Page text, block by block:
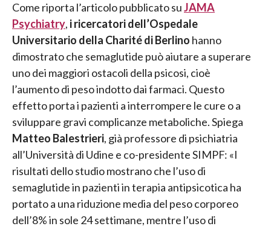
Come riporta l’articolo pubblicato suJAMA
Psychiatry, i ricercatori dell’Ospedale
Universitario della Charité di Berlino hanno
dimostrato che semaglutide può aiutare a superare
uno dei maggiori ostacoli della psicosi, cioè
l’aumento di peso indotto dai farmaci. Questo
effetto porta i pazienti a interrompere le cure o a
sviluppare gravi complicanze metaboliche. Spiega
Matteo Balestrieri, già professore di psichiatria
all’Università di Udine e co-presidente SIMPF: «I
risultati dello studio mostrano che l’uso di
semaglutide in pazienti in terapia antipsicotica ha
portato a una riduzione media del peso corporeo
dell’8% in sole 24 settimane, mentre l’uso di